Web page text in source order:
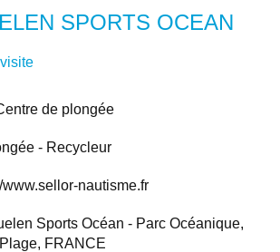
SPORTS OCEAN
de plongée
- Recycleur
www.sellor-nautisme.fr
Sports Océan - Parc Océanique,
FRANCE